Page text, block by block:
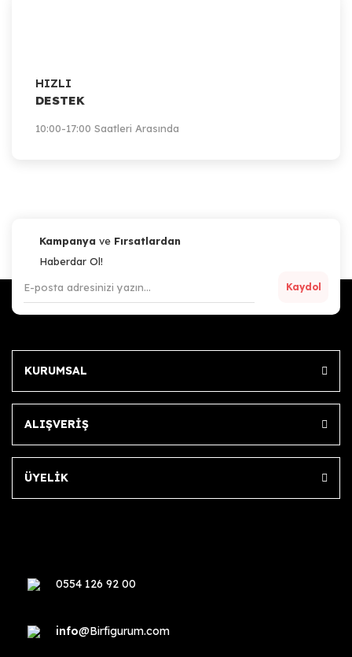
HIZLI
DESTEK
10:00-17:00 Saatleri Arasında
Kampanya ve Fırsatlardan
Haberdar Ol!
Kaydol
KURUMSAL
ALIŞVERİŞ
ÜYELİK
0554 126 92 00
info@Birfigurum.com